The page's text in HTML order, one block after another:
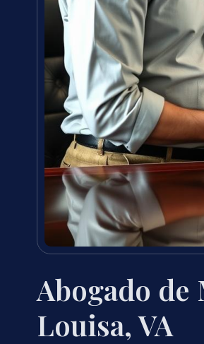
Abogado de
Louisa, VA